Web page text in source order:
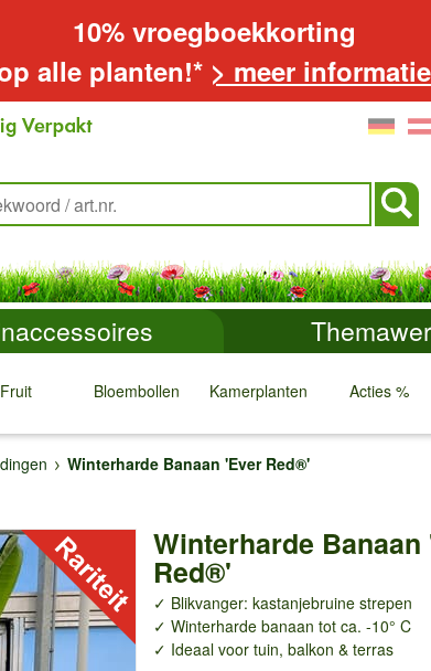
10% vroegboekkorting
alle planten!* > meer informatie
Fruit Bloembollen
↓
Kamerplanten
↓
Acties %
↓
Winterharde Banaan 'Ever Red®'
Winterharde Banaan
Red®'
✓ Blikvanger: kastanjebruine strepen
✓ Winterharde banaan tot ca. -10° C
✓ Ideaal voor tuin, balkon & terras